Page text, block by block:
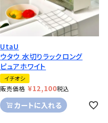
UtaU
ウタウ 水切りラックロング
ピュアホワイト
イチオシ
販売価格 ¥12,100税込
カートに入れる